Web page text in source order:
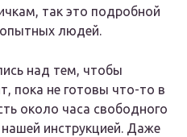
так это подробной
опытных людей.
над тем, чтобы
пока не готовы что-то в
около часа свободного
инструкцией. Даже